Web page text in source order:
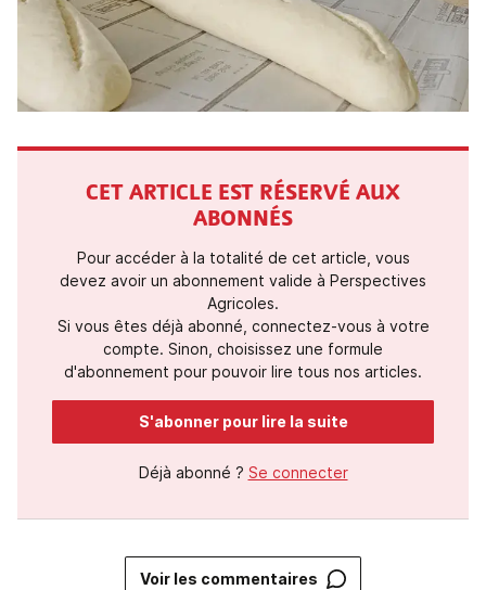
CET ARTICLE EST RÉSERVÉ AUX
ABONNÉS
Pour accéder à la totalité de cet article, vous
devez avoir un abonnement valide à Perspectives
Agricoles.
Si vous êtes déjà abonné, connectez-vous à votre
compte. Sinon, choisissez une formule
d'abonnement pour pouvoir lire tous nos articles.
S'abonner pour lire la suite
Déjà abonné ? Se connecter
Voir les commentaires